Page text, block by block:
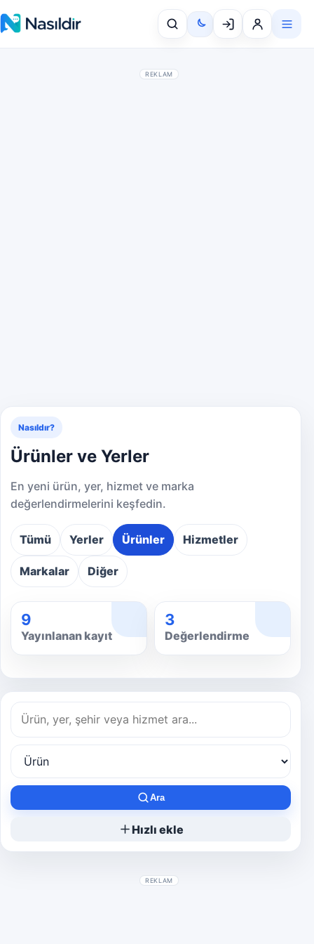
REKLAM
Nasıldır?
Ürünler ve Yerler
En yeni ürün, yer, hizmet ve marka
değerlendirmelerini keşfedin.
Tümü Yerler Ürünler Hizmetler
Markalar Diğer
9
Yayınlanan kayıt
3
Değerlendirme
Ara
Hızlı ekle
REKLAM